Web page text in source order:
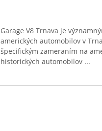
Garage V8 Trnava je
amerických automobilov v
špecifickým zameraním na
historických automobilov ...